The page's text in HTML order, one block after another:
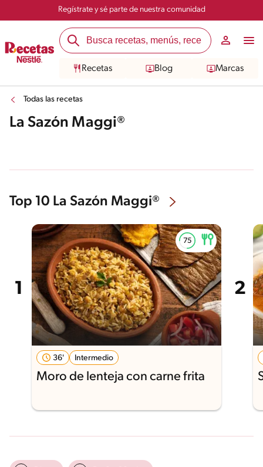
Regístrate y sé parte de nuestra comunidad
Recetas Blog Marcas
Todas las recetas
La Sazón Maggi®
Top 10 La Sazón Maggi®
36' Intermedio
Moro de lenteja con carne frita